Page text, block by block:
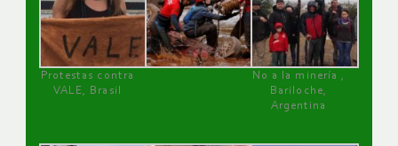
Protestas contra
VALE, Brasil
No a la minería ,
Bariloche,
Argentina